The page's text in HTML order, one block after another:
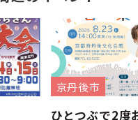
京丹後市
ひとつぶで2度